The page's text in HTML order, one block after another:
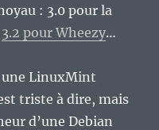
: 3.0 pour la
3.2 pour Wheezy…
LinuxMint
triste à dire, mais
d’une Debian